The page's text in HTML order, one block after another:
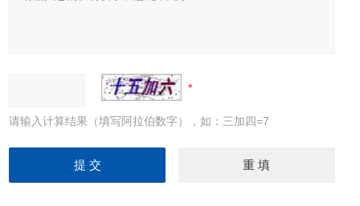
请输入计算结果（填写阿拉伯数字），如：三加四=7